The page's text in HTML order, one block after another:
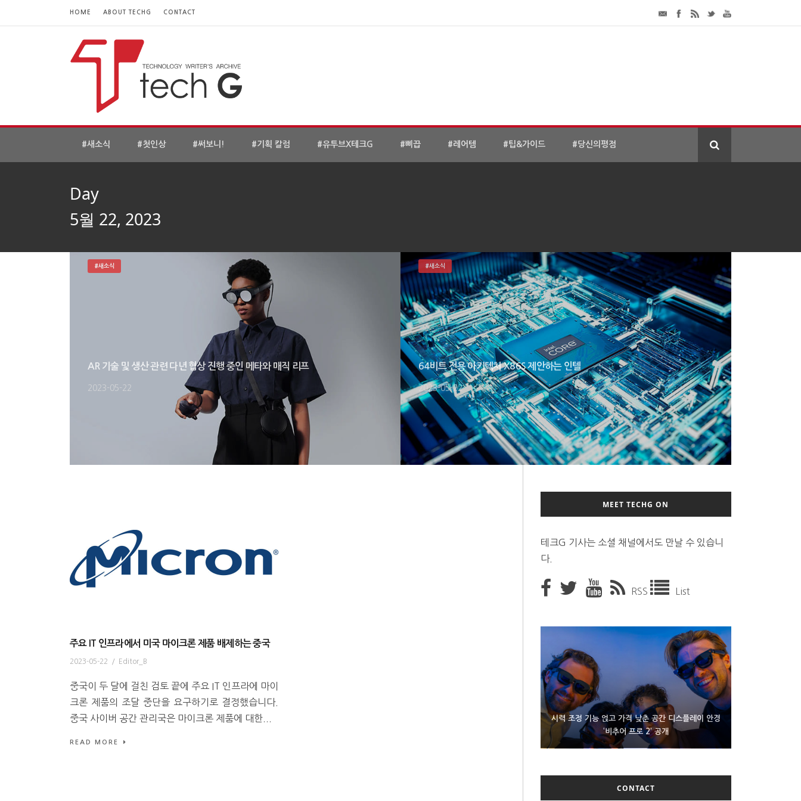
HOME ABOUT TECHG CONTACT
#새소식 #첫인상 #써보니! #기획 칼럼 #유투브X테크G #삐끕 #레어템 #팁&가이드 #당신의평점
Day
5월 22, 2023
AR 기술 및 생산 관련 다년 협상 진행 중인 메타와 매직 리프
2023-05-22
#새소식
64비트 전용 아키텍처 X86S 제안하는 인텔
2023-05-22
#새소식
주요 IT 인프라에서 미국 마이크론 제품 배제하는 중국
2023-05-22 / Editor_B
중국이 두 달에 걸친 검토 끝에 주요 IT 인프라에 마이
크론 제품의 조달 중단을 요구하기로 결정했습니다.
중국 사이버 공간 관리국은 마이크론 제품에 대한...
READ MORE
MEET TECHG ON
테크G 기사는 소셜 채널에서도 만날 수 있습니
다.
RSS List
시력 조정 기능 얹고 가격 낮춘 공간 디스플레이 안경
‘비추어 프로 2’ 공개
D램 부족에 10억달러어치 아이폰18 프로세서 패키징
대기 중
300~400달러 반지형 스피커 준비하는 오픈AI
CONTACT